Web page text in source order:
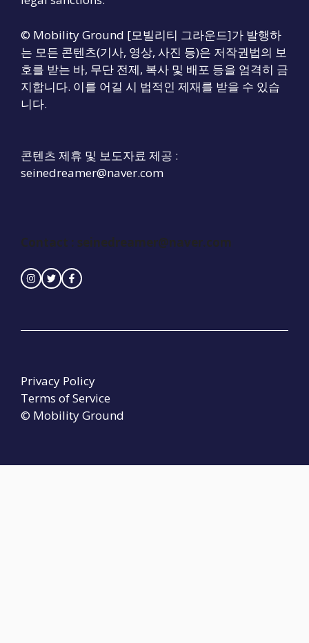
© Mobility Ground [모빌리티 그라운드]가 발행하
는 모든 콘텐츠(기사, 영상, 사진 등)은 저작권법의 보
호를 받는 바, 무단 전제, 복사 및 배포 등을 엄격히 금
지합니다. 이를 어길 시 법적인 제재를 받을 수 있습
니다.
콘텐츠 제휴 및 보도자료 제공 :
seinedreamer@naver.com
Contact : seinedreamer@naver.com
© Mobility Ground
Privacy Policy
Terms of Service